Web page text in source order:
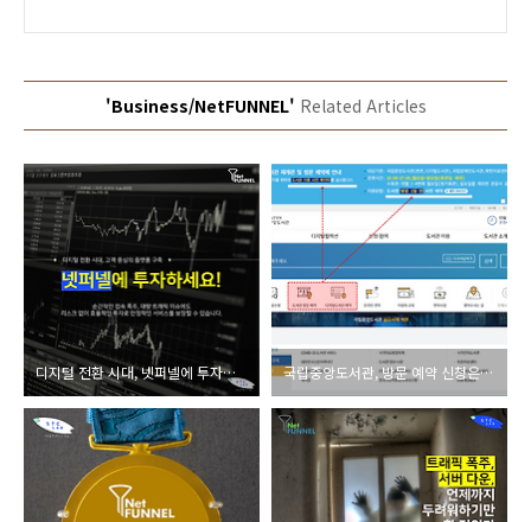
'Business/NetFUNNEL' Related Articles
디지털 전환 시대, 넷퍼넬에 투자하세요! 국립중앙도서관, 방문 예약 신청은 넷퍼넬로 공정하게!